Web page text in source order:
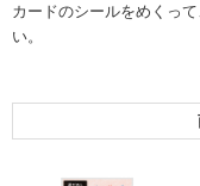
カードのシールをめくっ
い。